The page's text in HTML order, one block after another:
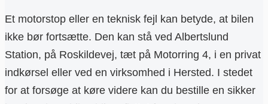
Et motorstop eller en teknisk fejl kan betyde, at bilen
ikke bør fortsætte. Den kan stå ved Albertslund
Station, på Roskildevej, tæt på Motorring 4, i en privat
indkørsel eller ved en virksomhed i Hersted. I stedet
for at forsøge at køre videre kan du bestille en sikker